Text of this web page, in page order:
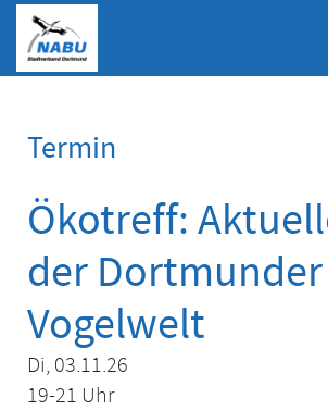
Skip to main content
Termin
Ökotreff:
der Dortmunder
Vogelwelt
Di, 03.11.26
19-21 Uhr